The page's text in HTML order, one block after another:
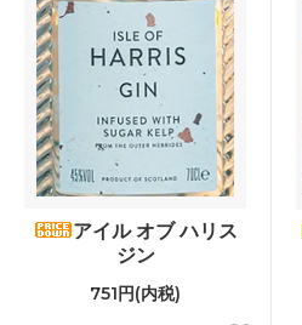
アイル オブ ハリス
ジン
751円(内税)